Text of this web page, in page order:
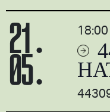
21.
05.
18:00